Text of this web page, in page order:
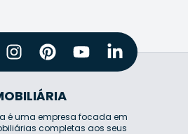
é uma empresa focada em
completas aos seus